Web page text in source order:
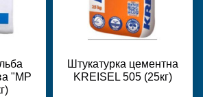
"MP
Штукатурка цементна
KREISEL 505 (25кг)